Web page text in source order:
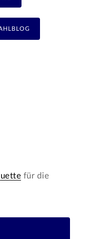
für die